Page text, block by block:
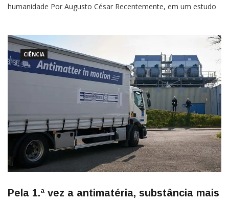
humanidade Por Augusto César Recentemente, em um estudo
primeiro buraco negro descoberto pelos humanos. Após 60
anos da sua primeira
CIÊNCIA
Pela 1.ª vez a antimatéria, substância mais